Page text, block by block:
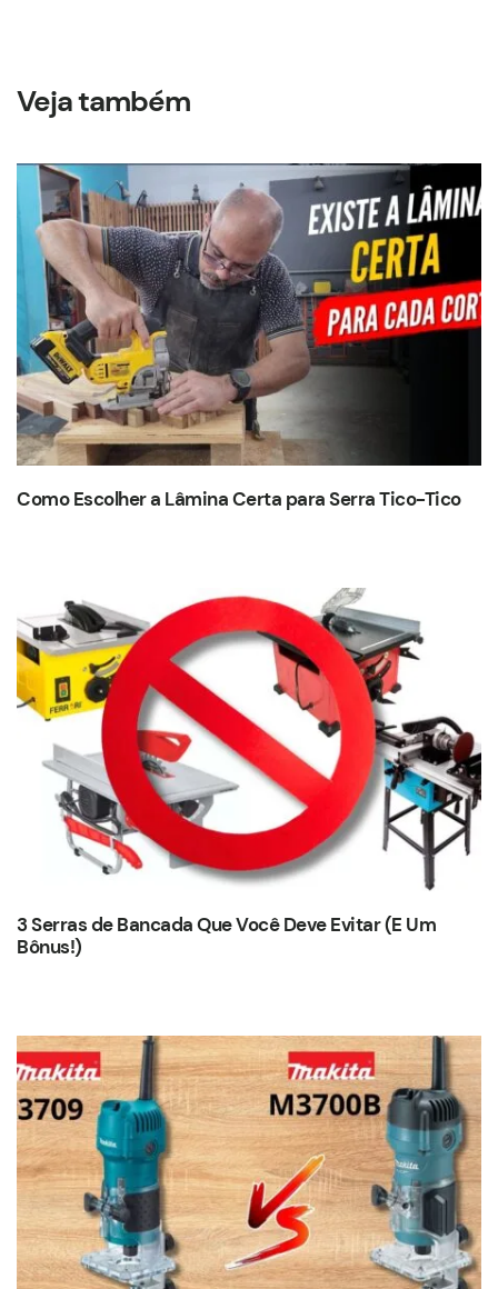
Veja também
Como Escolher a Lâmina Certa para Serra Tico-Tico
3 Serras de Bancada Que Você Deve Evitar (E Um
Bônus!)